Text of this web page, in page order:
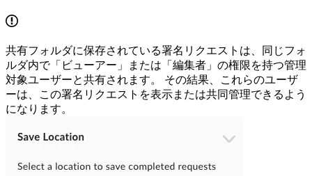
共有フォルダに保存されている署名リクエストは、同じフォ
ルダ内で「ビューアー」または「編集者」の権限を持つ管理
対象ユーザーと共有されます。 その結果、これらのユーザ
ーは、この署名リクエストを表示または共同管理できるよう
になります。